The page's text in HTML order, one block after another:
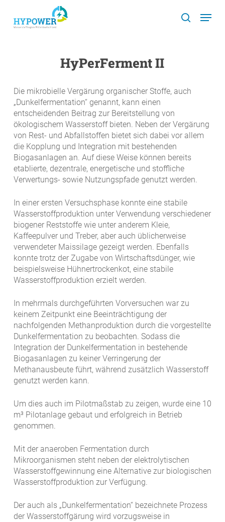
main
search
Menu
HyPerFerment II
Die mikrobielle Vergärung organischer Stoffe, auch
„Dunkelfermentation“ genannt, kann einen
entscheidenden Beitrag zur Bereitstellung von
ökologischem Wasserstoff bieten. Neben der Vergärung
von Rest- und Abfallstoffen bietet sich dabei vor allem
die Kopplung und Integration mit bestehenden
Biogasanlagen an. Auf diese Weise können bereits
etablierte, dezentrale, energetische und stoffliche
Verwertungs- sowie Nutzungspfade genutzt werden.
In einer ersten Versuchsphase konnte eine stabile
Wasserstoffproduktion unter Verwendung verschiedener
biogener Reststoffe wie unter anderem Kleie,
Kaffeepulver und Treber, aber auch üblicherweise
verwendeter Maissilage gezeigt werden. Ebenfalls
konnte trotz der Zugabe von Wirtschaftsdünger, wie
beispielsweise Hühnertrockenkot, eine stabile
Wasserstoffproduktion erzielt werden.
In mehrmals durchgeführten Vorversuchen war zu
keinem Zeitpunkt eine Beeinträchtigung der
nachfolgenden Methanproduktion durch die vorgestellte
Dunkelfermentation zu beobachten. Sodass die
Integration der Dunkelfermentation in bestehende
Biogasanlagen zu keiner Verringerung der
Methanausbeute führt, während zusätzlich Wasserstoff
genutzt werden kann.
Um dies auch im Pilotmaßstab zu zeigen, wurde eine 10
m³ Pilotanlage gebaut und erfolgreich in Betrieb
genommen.
Mit der anaeroben Fermentation durch
Mikroorganismen steht neben der elektrolytischen
Wasserstoffgewinnung eine Alternative zur biologischen
Wasserstoffproduktion zur Verfügung.
Der auch als „Dunkelfermentation“ bezeichnete Prozess
der Wasserstoffgärung wird vorzugsweise in